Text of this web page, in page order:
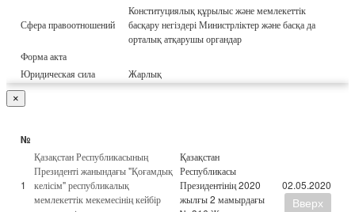
Сфера правоотношений
Конституциялық құрылыс және мемлекеттік
басқару негіздері Министрліктер және басқа да
орталық атқарушы органдар
Форма акта
Юридическая сила
Жарлық
×
№
1
Қазақстан Республикасының
Президенті жанындағы "Қоғамдық
келісім" республикалық
мемлекеттік мекемесінің кейбір
Қазақстан
Республикасы
Президентінің 2020
жылғы 2 мамырдағы
02.05.2020
Вверх